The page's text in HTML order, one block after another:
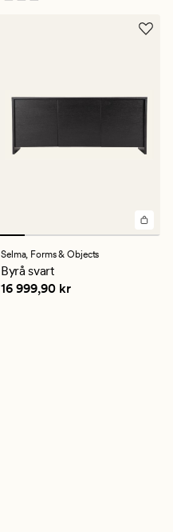
Selma, Forms & Objects
Byrå svart
Pris 16 999,90 kr
16 999,90 kr